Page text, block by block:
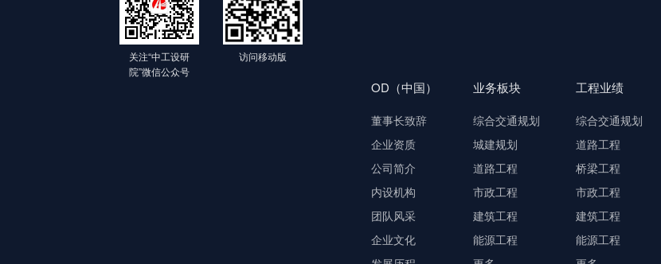
关注“中工设研
院”微信公众号
访问移动版
OD（中国）
董事长致辞
企业资质
公司简介
内设机构
团队风采
企业文化
业务板块
综合交通规划
城建规划
道路工程
市政工程
建筑工程
能源工程
工程业绩
综合交通规划
道路工程
桥梁工程
市政工程
建筑工程
能源工程